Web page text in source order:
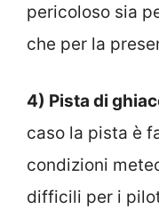
pericoloso sia
che per la
4) Pista di
caso la pista è
condizioni
difficili per i